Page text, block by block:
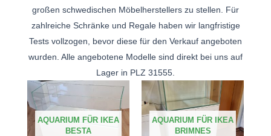
großen schwedischen Möbelherstellers zu stellen. Für
zahlreiche Schränke und Regale haben wir langfristige
Tests vollzogen, bevor diese für den Verkauf angeboten
wurden. Alle angebotene Modelle sind direkt bei uns auf
Lager in PLZ 31555.
AQUARIUM FÜR IKEA
BESTA
AQUARIUM FÜR IKEA
BRIMNES